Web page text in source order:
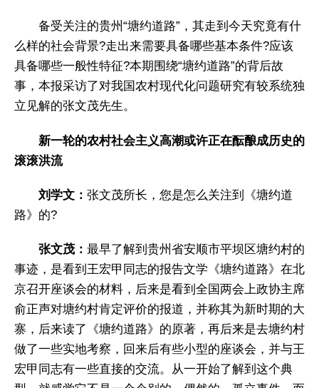
备受关注的贵州“塘约道路”，其走到今天究竟有什
么样的社会背景?走出来需要具备哪些基本条件?应该
具备哪些一般性特征?本期围绕“塘约道路”的背后故
事，本报采访了对我国农村现代化问题研究有较系统独
立见解的张文茂先生。
新一轮的农村社会主义高潮或许正在酝酿成历史的
滚滚洪流
刘学文： 张文茂所长，您是怎么关注到《塘约道
路》的?
张文茂： 最早了解到贵州省安顺市平坝区塘约村的
事迹，是看到王宏甲同志的报告文学《塘约道路》在北
京召开座谈会的材料，后来是看到全国两会上政协主席
俞正声对塘约村肯定评价的报道，并称其为新时期的大
寨，后来读了《塘约道路》的原著，再后来是去塘约村
做了一些实地考察，回来后有些小型的座谈会，并与王
宏甲同志有一些直接的交流。从一开始了解到这个典